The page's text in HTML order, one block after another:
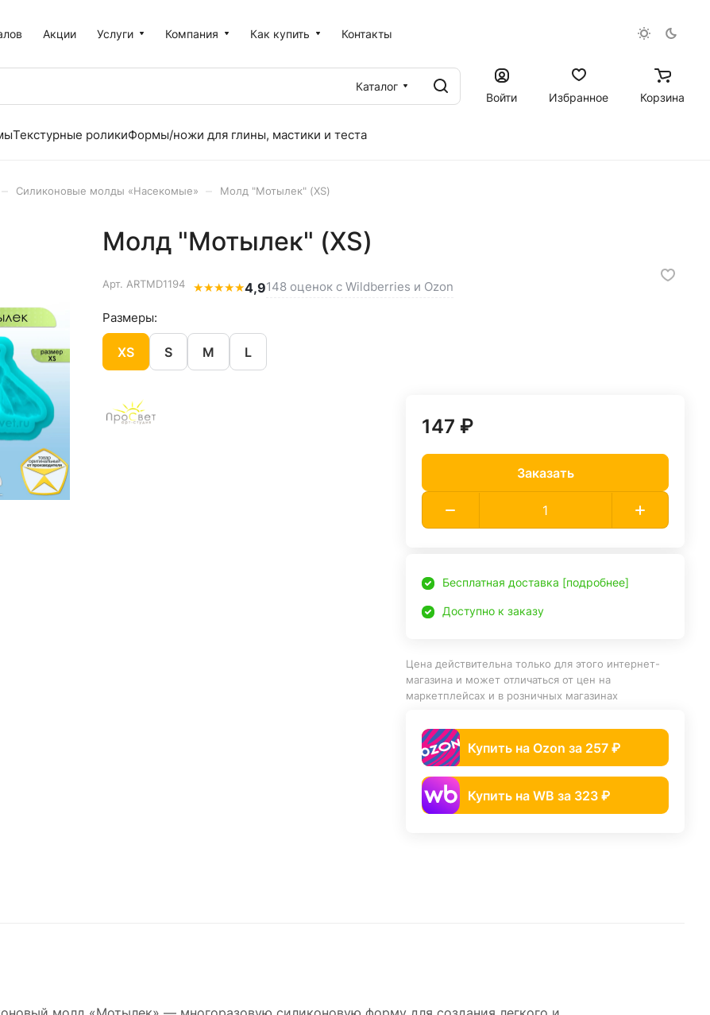
Акции Услуги Компания Как купить Контакты
Каталог
Войти
Избранное Корзина
Текстурные роликиФормы/ножи для глины, мастики и теста
Силиконовые молды «Насекомые» Молд "Мотылек" (XS)
Молд "Мотылек" (XS)
Арт. ARTMD1194 ★★★★★4,9148 оценок с Wildberries и Ozon
Размеры:
XS S M L
147 ₽
Заказать
Бесплатная доставка [подробнее]
Доступно к заказу
Цена действительна только для этого интернет-
магазина и может отличаться от цен на
маркетплейсах и в розничных магазинах
Купить на Ozon за 257 ₽
Купить на WB за 323 ₽